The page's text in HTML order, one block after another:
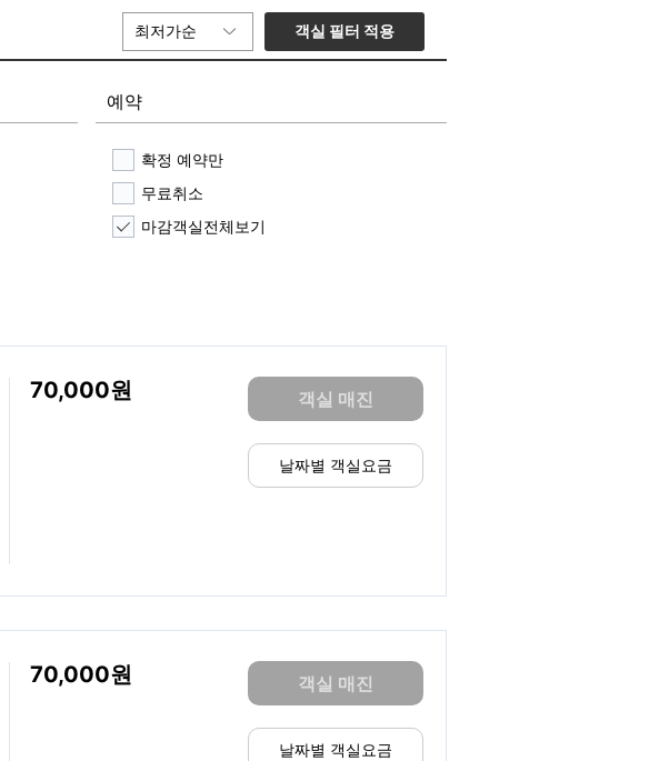
최저가순 객실 필터 적용
예약
확정 예약만
무료취소
마감객실전체보기
70,000 객실 매진
날짜별 객실요금
70,000 객실 매진
날짜별 객실요금